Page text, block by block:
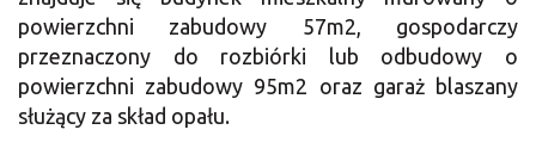
powierzchni zabudowy 57m2, gospodarczy
przeznaczony do rozbiórki lub odbudowy o
powierzchni zabudowy 95m2 oraz garaż blaszany
służący za skład opału.